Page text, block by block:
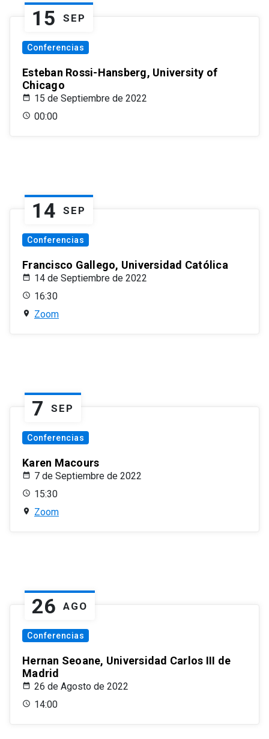
15 SEP
Conferencias
Esteban Rossi-Hansberg, University of
Chicago
15 de Septiembre de 2022
00:00
14 SEP
Conferencias
Francisco Gallego, Universidad Católica
14 de Septiembre de 2022
16:30
Zoom
7 SEP
Conferencias
Karen Macours
7 de Septiembre de 2022
15:30
Zoom
26 AGO
Conferencias
Hernan Seoane, Universidad Carlos III de
Madrid
26 de Agosto de 2022
14:00